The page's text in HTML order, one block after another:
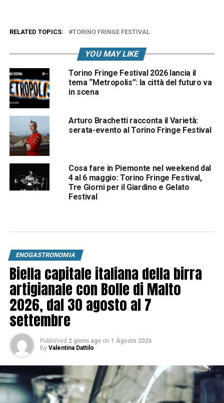
RELATED TOPICS: TORINO FRINGE FESTIVAL
YOU MAY LIKE
Torino Fringe Festival 2026 lancia il
tema “Metropolis”: la città del futuro va
in scena
Arturo Brachetti racconta il Varietà:
serata-evento al Torino Fringe Festival
Cosa fare in Piemonte nel weekend dal
4 al 6 maggio: Torino Fringe Festival,
Tre Giorni per il Giardino e Gelato
Festival
ENOGASTRONOMIA
Biella capitale italiana della birra
artigianale con Bolle di Malto
2026, dal 30 agosto al 7
settembre
Published 2 giorni ago on 1 Agosto 2026
By Valentina Dattilo